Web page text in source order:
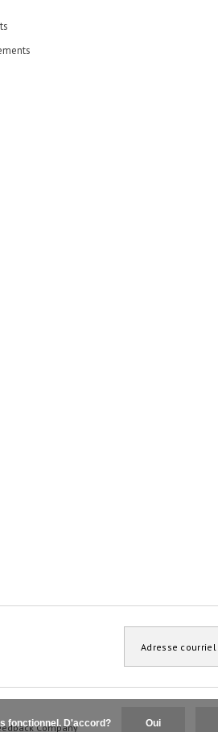
Company
fonctionnel. D'accord? Oui